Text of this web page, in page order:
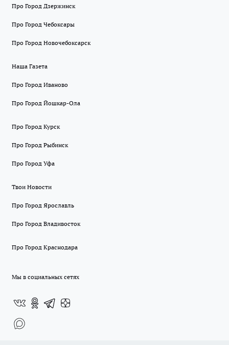
Про Город Дзержинск
Про Город Чебоксары
Про Город Новочебоксарск
Наша Газета
Про Город Иваново
Про Город Йошкар-Ола
Про Город Курск
Про Город Рыбинск
Про Город Уфа
Твои Новости
Про Город Ярославль
Про Город Владивосток
Про Город Краснодара
Мы в социальных сетях